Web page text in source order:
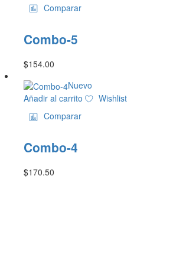
Comparar
Combo-5
$154.00
Nuevo
Añadir al carrito
Wishlist
Comparar
Combo-4
$170.50